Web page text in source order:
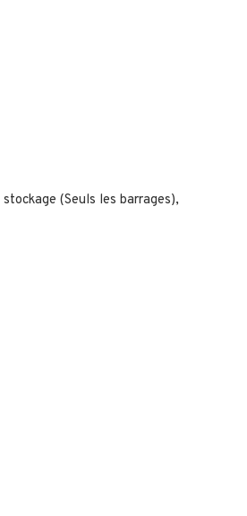
(Seuls les barrages),